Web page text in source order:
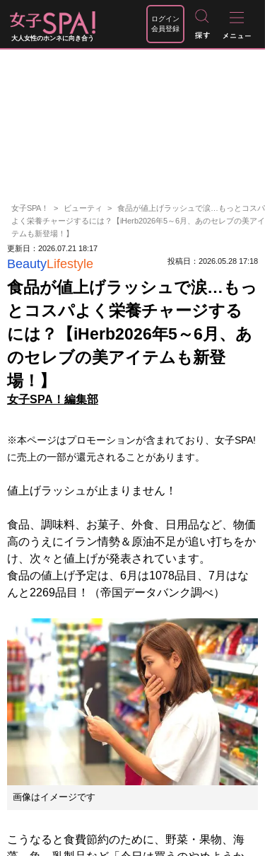
大人女性のホンネに向き合う
ログイン
会員登録
女子SPA！ ビューティ
食品が値上げラッシュで涙…もっとコスパ
よく栄養チャージするには？【iHerb2026年5～6月、あのセレブの美アイ
テムも新登場！】
更新日：2026.07.21 18:17
BeautyLifestyle 投稿日：2026.05.28 17:18
食品が値上げラッシュで涙…もっ
とコスパよく栄養チャージする
には？【iHerb2026年5～6月、あ
のセレブの美アイテムも新登
場！】
女子SPA！編集部
※本ページはプロモーションが含まれており、女子SPA!
に売上の一部が還元されることがあります。
値上げラッシュが止まりません！
食品、調味料、お菓子、外食、日用品など、物価
高のうえにイラン情勢＆原油不足が追い打ちをか
け、次々と値上げが発表されています。
食品の値上げ予定は、6月は1078品目、7月はな
んと2269品目！（帝国データバンク調べ）
画像はイメージです
こうなると食費節約のために、野菜・果物、海